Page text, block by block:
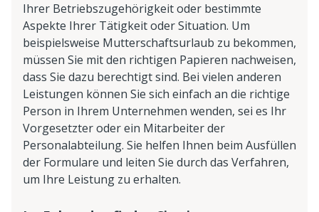
Ihrer Betriebszugehörigkeit oder bestimmte
Aspekte Ihrer Tätigkeit oder Situation. Um
beispielsweise Mutterschaftsurlaub zu bekommen,
müssen Sie mit den richtigen Papieren nachweisen,
dass Sie dazu berechtigt sind. Bei vielen anderen
Leistungen können Sie sich einfach an die richtige
Person in Ihrem Unternehmen wenden, sei es Ihr
Vorgesetzter oder ein Mitarbeiter der
Personalabteilung. Sie helfen Ihnen beim Ausfüllen
der Formulare und leiten Sie durch das Verfahren,
um Ihre Leistung zu erhalten.